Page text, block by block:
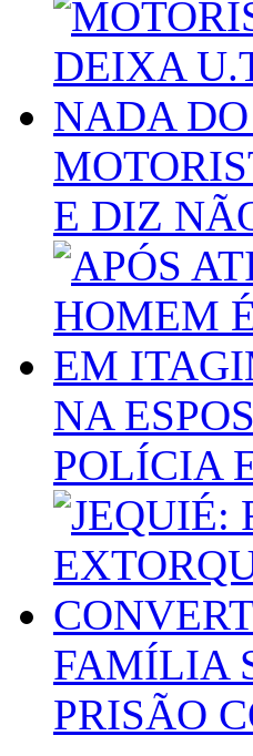
E DIZ
NA
POLÍCIA
FAMÍLIA
PRISÃO